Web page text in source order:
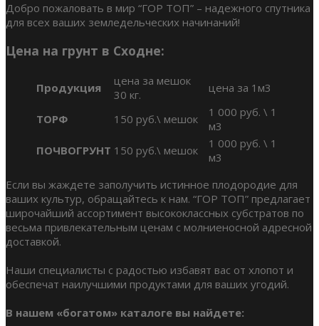
Добро пожаловать в мир “ГОР ТОП” – надежного спутника
для всех ваших земледельческих начинаний!
Цена на грунт в Сходне:
Продукция
цена за мешок
30 кг.
цена за 1м3
ТОРФ 150 руб.\ мешок
1 000 руб. \ 1
м3
ПОЧВОГРУНТ 150 руб.\ мешок
1 000 руб. \ 1
м3
Если вы жаждете заполучить истинное плодородие для
ваших культур, обращайтесь к нам. “ГОР ТОП” предлагает
широчайший ассортимент высококлассных субстратов по
весьма привлекательным ценам с молниеносной адресной
доставкой.
Наши специалисты с радостью избавят вас от хлопот и
обеспечат наилучшими продуктами для ваших угодий.
В нашем «богатом» каталоге вы найдете: